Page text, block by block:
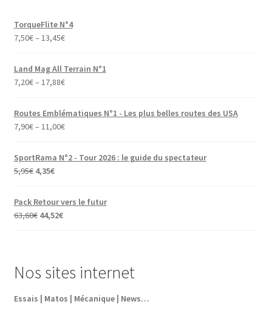
TorqueFlite N°4
7,50€– 13,45€
Land Mag All Terrain N°1
7,20€– 17,88€
Routes Emblématiques N°1 - Les plus belles routes des USA
7,90€– 11,00€
SportRama N°2 - Tour 2026 : le guide du spectateur
5,95€ Le
initial
était :
5,95€.
4,35€Le
est :
Pack Retour vers le futur
63,60€ Le
63,60€.
44,52€Le
44,52€.
Nos sites internet
Essais | Matos | Mécanique | News…